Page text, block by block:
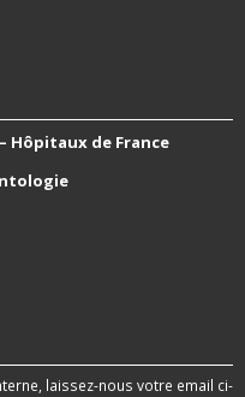
Hôpitaux de France
laissez-nous votre email ci-